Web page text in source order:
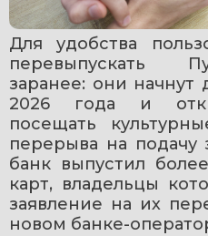
Для удобства
перевыпускать
заранее: они начнут
2026 года и
посещать
перерыва на подачу
банк выпустил
карт, владельцы
заявление на их
новом банке-